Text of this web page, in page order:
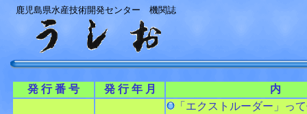
発 行 番 号 発 行 年 月
「エクストルーダー」っ
鹿児島県水産技術開発センター 機関誌